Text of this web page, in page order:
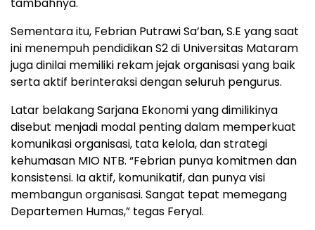
Sementara itu, Febrian Putrawi Sa’ban, S.E yang saat
ini menempuh pendidikan S2 di Universitas Mataram
juga dinilai memiliki rekam jejak organisasi yang baik
serta aktif berinteraksi dengan seluruh pengurus.
Latar belakang Sarjana Ekonomi yang dimilikinya
disebut menjadi modal penting dalam memperkuat
komunikasi organisasi, tata kelola, dan strategi
kehumasan MIO NTB. “Febrian punya komitmen dan
konsistensi. Ia aktif, komunikatif, dan punya visi
membangun organisasi. Sangat tepat memegang
Departemen Humas,” tegas Feryal.